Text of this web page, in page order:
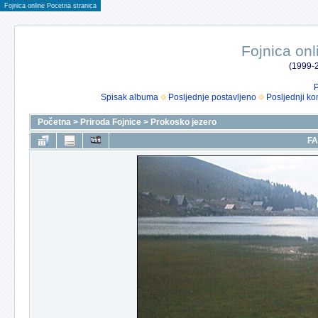
Fojnica online Pocetna stranica
Fojnica
(1999-
Spisak albuma
Posljednje postavljeno Posljednji
Početna > Priroda Fojnice > Prokosko jezero